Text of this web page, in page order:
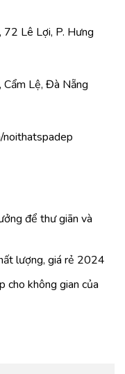
72 Lê Lợi, P. Hưng
Lệ, Đà Nẵng
để thư giãn và
lượng, giá rẻ 2024
cho không gian của